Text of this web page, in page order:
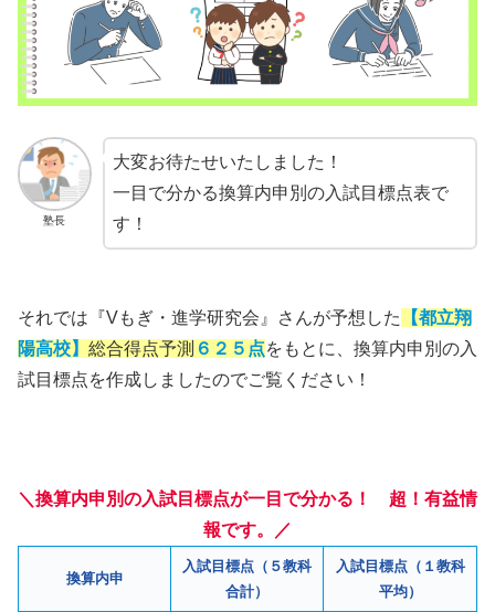
塾長
大変お待たせいたしました！
一目で分かる換算内申別の入試目標点表で
す！
それでは『Vもぎ・進学研究会』さんが予想した
【都立翔
陽高校】 総合得点予測 ６２５点をもとに、換算内申別の入
試目標点を作成しましたのでご覧ください！
＼換算内申別の入試目標点が一目で分かる！ 超！有益情
報です。／
換算内申
入試目標点（５教科
合計）
入試目標点（１教科
平均）